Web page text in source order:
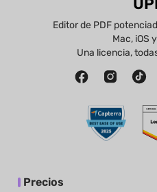
Editor de PDF
Mac, iOS
Una licencia,
Precios